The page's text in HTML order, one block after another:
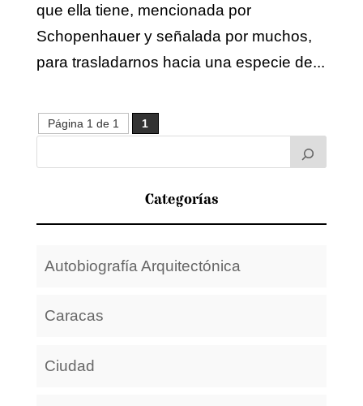
que ella tiene, mencionada por
Schopenhauer y señalada por muchos,
para trasladarnos hacia una especie de...
Página 1 de 1 1
Categorías
Autobiografía Arquitectónica
Caracas
Ciudad